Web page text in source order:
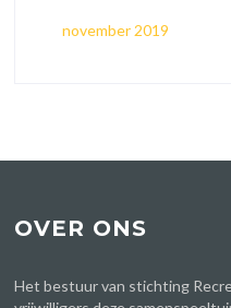
november 2019
OVER ONS
Het bestuur van stichting